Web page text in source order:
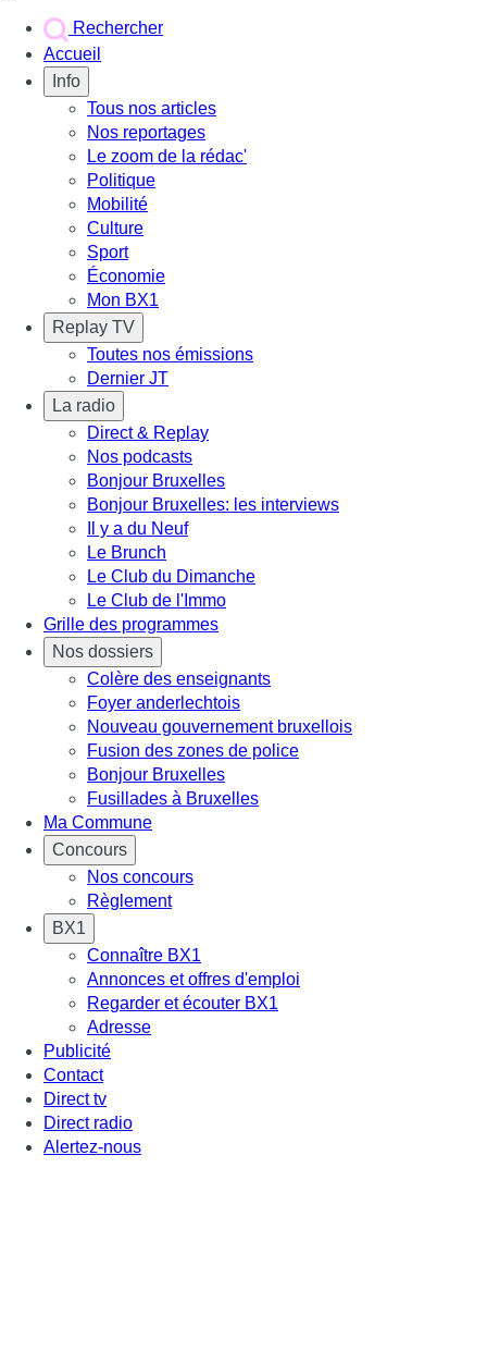
Rechercher
Accueil
Info
Tous nos articles
Nos reportages
Le zoom de la rédac'
Politique
Mobilité
Culture
Sport
Économie
Mon BX1
Replay TV
Toutes nos émissions
Dernier JT
La radio
Direct & Replay
Nos podcasts
Bonjour Bruxelles
Bonjour Bruxelles: les interviews
Il y a du Neuf
Le Brunch
Le Club du Dimanche
Le Club de l'Immo
Grille des programmes
Nos dossiers
Colère des enseignants
Foyer anderlechtois
Nouveau gouvernement bruxellois
Fusion des zones de police
Bonjour Bruxelles
Fusillades à Bruxelles
Ma Commune
Concours
Nos concours
Règlement
BX1
Connaître BX1
Annonces et offres d'emploi
Regarder et écouter BX1
Adresse
Publicité
Contact
Direct tv
Direct radio
Alertez-nous